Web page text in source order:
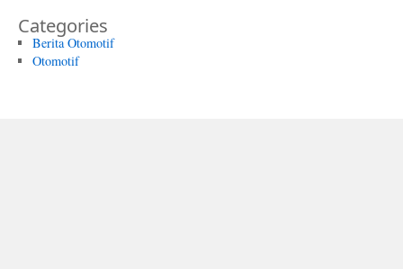
Categories
Berita Otomotif
Otomotif